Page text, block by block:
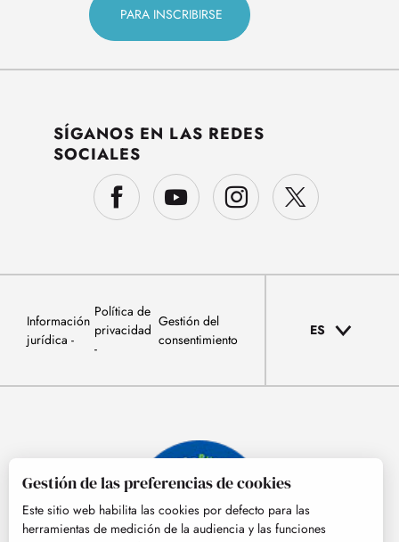
SÍGANOS EN LAS REDES
SOCIALES
Información
jurídica
Política de
privacidad
Gestión del
consentimiento
ES
Gestión de las preferencias de cookies
Este sitio web habilita las cookies por defecto para las
herramientas de medición de la audiencia y las funciones